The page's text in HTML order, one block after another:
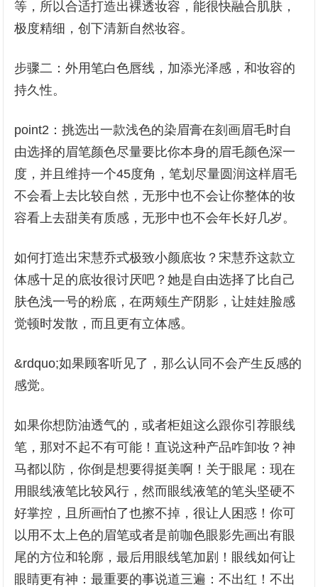
等，所以合适打造出裸透妆容，能很快融合肌肤，
极度精细，创下清新自然妆容。
步骤二：外用笔白色唇线，加添光泽感，和妆容的
持久性。
point2：挑选出一款浅色的染眉膏在刻画眉毛时自
由选择的眉笔颜色尽量要比你本身的眉毛颜色深一
度，并且维持一个45度角，笔划尽量圆润这样眉毛
不会看上去比较自然，无形中也不会让你整体的妆
容看上去甜美有质感，无形中也不会年长好几岁。
如何打造出宋慧乔式极致小颜底妆？宋慧乔这款立
体感十足的底妆很讨厌吧？她是自由选择了比自己
肤色浅一号的粉底，在两颊生产阴影，让娃娃脸感
觉顿时发散，而且更有立体感。
&rdquo;如果顾客听见了，那么认同不会产生反感的
感觉。
如果你想防油透气的，或者柜姐这么跟你引荐眼线
笔，那对不起不有可能！直说这种产品咋卸妆？神
马都以防，你倒是想要得挺美啊！关于眼尾：现在
用眼线液笔比较风行，然而眼线液笔的笔头坚硬不
好掌控，且所画怕了也擦不掉，很让人困惑！你可
以用不太上色的眉笔或者是前咖色眼影先画出有眼
尾的方位和轮廓，最后用眼线笔加剧！眼线如何让
眼睛更有神：最重要的事说道三遍：不出红！不出